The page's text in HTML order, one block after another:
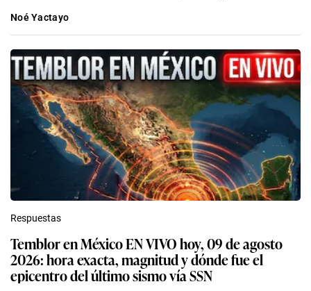
Noé Yactayo
Respuestas
Temblor en México EN VIVO hoy, 09 de agosto
2026: hora exacta, magnitud y dónde fue el
epicentro del último sismo vía SSN